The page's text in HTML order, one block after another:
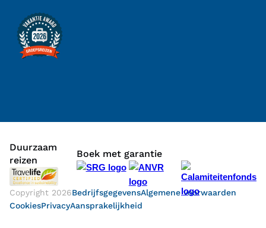
Copyright 2026BedrijfsgegevensAlgemene voorwaarden
CookiesPrivacyAansprakelijkheid
Duurzaam
reizen
Boek met garantie